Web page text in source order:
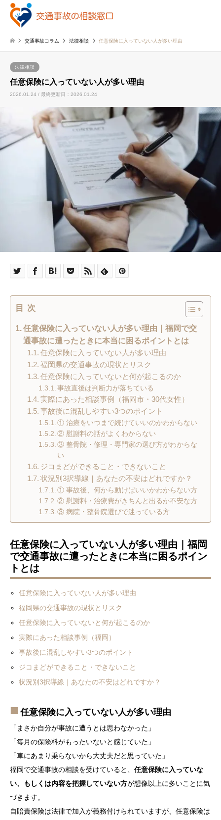
交通事故コラム 法律相談 任意保険に入っていない人が多い理由
法律相談
任意保険に入っていない人が多い理由
2026.01.24 / 最終更新日：2026.01.24
目次
任意保険に入っていない人が多い理由｜福岡で交
通事故に遭ったときに本当に困るポイントとは
任意保険に入っていない人が多い理由
福岡県の交通事故の現状とリスク
任意保険に入っていないと何が起こるのか
事故直後は判断力が落ちている
実際にあった相談事例（福岡市・30代女性）
事故後に混乱しやすい3つのポイント
① 治療をいつまで続けていいのかわからない
② 慰謝料の話がよくわからない
③ 整骨院・修理・専門家の選び方がわからな
い
ジコまどができること・できないこと
状況別3択導線｜あなたの不安はどれですか？
① 事故後、何から動けばいいかわからない方
② 慰謝料・治療費がきちんと出るか不安な方
③ 病院・整骨院選びで迷っている方
任意保険に入っていない人が多い理由｜福岡
で交通事故に遭ったときに本当に困るポイン
トとは
任意保険に入っていない人が多い理由
福岡県の交通事故の現状とリスク
任意保険に入っていないと何が起こるのか
実際にあった相談事例（福岡）
事故後に混乱しやすい3つのポイント
ジコまどができること・できないこと
状況別3択導線｜あなたの不安はどれですか？
任意保険に入っていない人が多い理由
「まさか自分が事故に遭うとは思わなかった」
「毎月の保険料がもったいないと感じていた」
「車にあまり乗らないから大丈夫だと思っていた」
福岡で交通事故の相談を受けていると、 任意保険に入っていな
い、もしくは内容を把握していない方が想像以上に多いことに気
づきます。
自賠責保険は法律で加入が義務付けられていますが、任意保険は